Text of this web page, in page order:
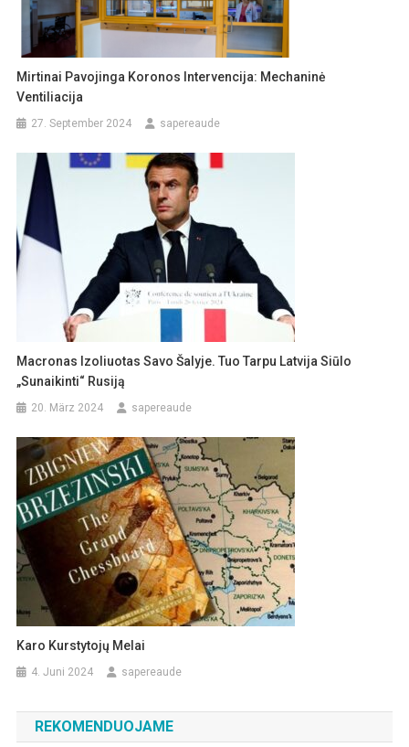
Mirtinai Pavojinga Koronos Intervencija: Mechaninė
Ventiliacija
27. September 2024 sapereaude
Macronas Izoliuotas Savo Šalyje. Tuo Tarpu Latvija Siūlo
„sunaikinti“ Rusiją
20. März 2024 sapereaude
Karo Kurstytojų Melai
4. Juni 2024 sapereaude
REKOMENDUOJAME